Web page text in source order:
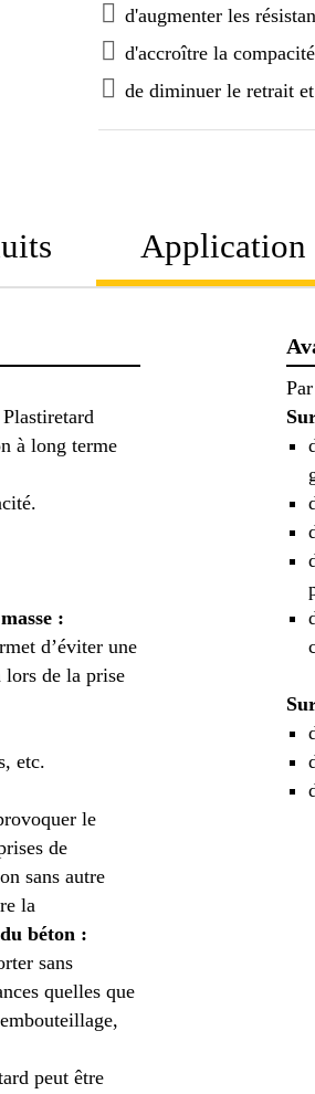
d'augmenter les
d'accroître la
de diminuer le retrait
Application
à long terme
:
d’éviter une
lors de la prise
etc.
le
de
sans autre
la
béton :
sans
quelles que
peut être